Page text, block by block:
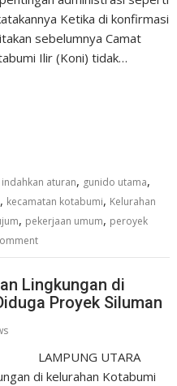
Ketika di konfirmasi
sebelumnya Camat
Ilir (Koni) tidak…
aturan, gunido utama,
, kecamatan kotabumi, Kelurahan
, pekerjaan umum, peroyek
Lingkungan di
Proyek Siluman
LAMPUNG UTARA
di kelurahan Kotabumi